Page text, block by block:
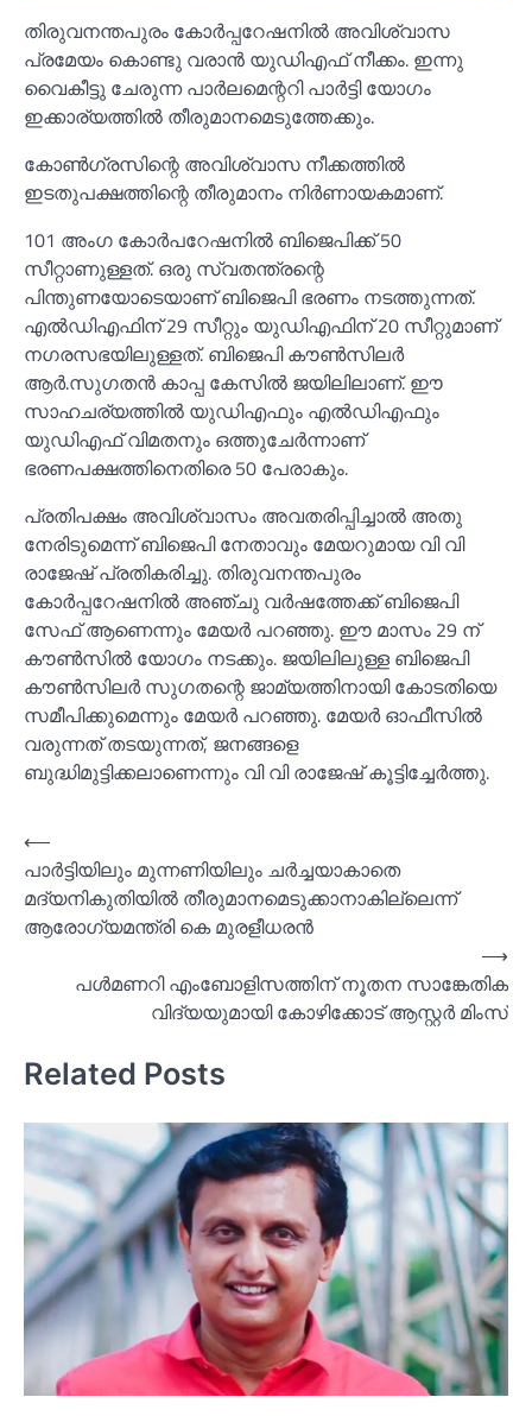
തിരുവനന്തപുരം കോര്‍പ്പറേഷനില്‍ അവിശ്വാസ
പ്രമേയം കൊണ്ടു വരാന്‍ യുഡിഎഫ് നീക്കം. ഇന്നു
വൈകീട്ടു ചേരുന്ന പാര്‍ലമെന്ററി പാര്‍ട്ടി യോഗം
ഇക്കാര്യത്തില്‍ തീരുമാനമെടുത്തേക്കും.
കോണ്‍ഗ്രസിന്റെ അവിശ്വാസ നീക്കത്തില്‍
ഇടതുപക്ഷത്തിന്റെ തീരുമാനം നിര്‍ണായകമാണ്.
101 അംഗ കോര്‍പറേഷനില്‍ ബിജെപിക്ക് 50
സീറ്റാണുള്ളത്. ഒരു സ്വതന്ത്രന്റെ
പിന്തുണയോടെയാണ് ബിജെപി ഭരണം നടത്തുന്നത്.
എല്‍ഡിഎഫിന് 29 സീറ്റും യുഡിഎഫിന് 20 സീറ്റുമാണ്
നഗരസഭയിലുള്ളത്. ബിജെപി കൗണ്‍സിലര്‍
ആര്‍.സുഗതന്‍ കാപ്പ കേസില്‍ ജയിലിലാണ്. ഈ
സാഹചര്യത്തില്‍ യുഡിഎഫും എല്‍ഡിഎഫും
യുഡിഎഫ് വിമതനും ഒത്തുചേര്‍ന്നാണ്
ഭരണപക്ഷത്തിനെതിരെ 50 പേരാകും.
പ്രതിപക്ഷം അവിശ്വാസം അവതരിപ്പിച്ചാല്‍ അതു
നേരിടുമെന്ന് ബിജെപി നേതാവും മേയറുമായ വി വി
രാജേഷ് പ്രതികരിച്ചു. തിരുവനന്തപുരം
കോര്‍പ്പറേഷനില്‍ അഞ്ചു വര്‍ഷത്തേക്ക് ബിജെപി
സേഫ് ആണെന്നും മേയര്‍ പറഞ്ഞു. ഈ മാസം 29 ന്
കൗണ്‍സില്‍ യോഗം നടക്കും. ജയിലിലുള്ള ബിജെപി
കൗണ്‍സിലര്‍ സുഗതന്റെ ജാമ്യത്തിനായി കോടതിയെ
സമീപിക്കുമെന്നും മേയര്‍ പറഞ്ഞു. മേയര്‍ ഓഫീസില്‍
വരുന്നത് തടയുന്നത്, ജനങ്ങളെ
ബുദ്ധിമുട്ടിക്കലാണെന്നും വി വി രാജേഷ് കൂട്ടിച്ചേര്‍ത്തു.
Post
navigation
⟵
പാര്‍ട്ടിയിലും മുന്നണിയിലും ചര്‍ച്ചയാകാതെ
മദ്യനികുതിയില്‍ തീരുമാനമെടുക്കാനാകില്ലെന്ന്
ആരോഗ്യമന്ത്രി കെ മുരളീധരന്‍
പൾമണറി എംബോളിസത്തിന് നൂതന സാങ്കേതിക
വിദ്യയുമായി കോഴിക്കോട് ആസ്റ്റർ മിംസ്
⟶
Related Posts